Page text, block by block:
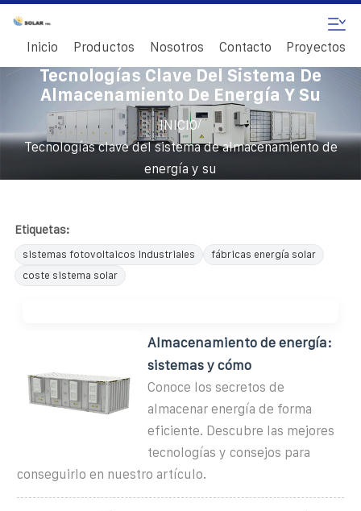
Inicio Productos Nosotros Contacto Proyectos
Tecnologías Clave Del Sistema De
Almacenamiento De Energía Y Su
INICIO/
Tecnologías clave del sistema de almacenamiento de
energía y su
Etiquetas:
sistemas fotovoltaicos industriales
fábricas energía solar
coste sistema solar
Almacenamiento de energía:
sistemas y cómo
Conoce los secretos de
almacenar energía de forma
eficiente. Descubre las mejores
tecnologías y consejos para
conseguirlo en nuestro artículo.